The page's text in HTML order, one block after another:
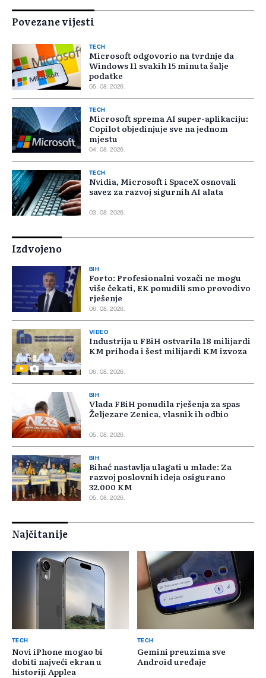
Povezane vijesti
TECH
Microsoft odgovorio na tvrdnje da
Windows 11 svakih 15 minuta šalje
podatke
05. 08. 2026.
TECH
Microsoft sprema AI super-aplikaciju:
Copilot objedinjuje sve na jednom
mjestu
04. 08. 2026.
TECH
Nvidia, Microsoft i SpaceX osnovali
savez za razvoj sigurnih AI alata
03. 08. 2026.
Izdvojeno
BIH
Forto: Profesionalni vozači ne mogu
više čekati, EK ponudili smo provodivo
rješenje
06. 08. 2026.
VIDEO
Industrija u FBiH ostvarila 18 milijardi
KM prihoda i šest milijardi KM izvoza
06. 08. 2026.
BIH
Vlada FBiH ponudila rješenja za spas
Željezare Zenica, vlasnik ih odbio
05. 08. 2026.
BIH
Bihać nastavlja ulagati u mlade: Za
razvoj poslovnih ideja osigurano
32.000 KM
05. 08. 2026.
Najčitanije
TECH
Novi iPhone mogao bi
dobiti najveći ekran u
historiji Applea
TECH
Gemini preuzima sve
Android uređaje